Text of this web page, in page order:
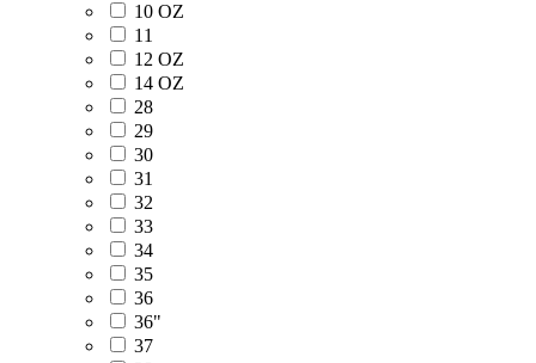
10 OZ
11
12 OZ
14 OZ
28
29
30
31
32
33
34
35
36
36"
37